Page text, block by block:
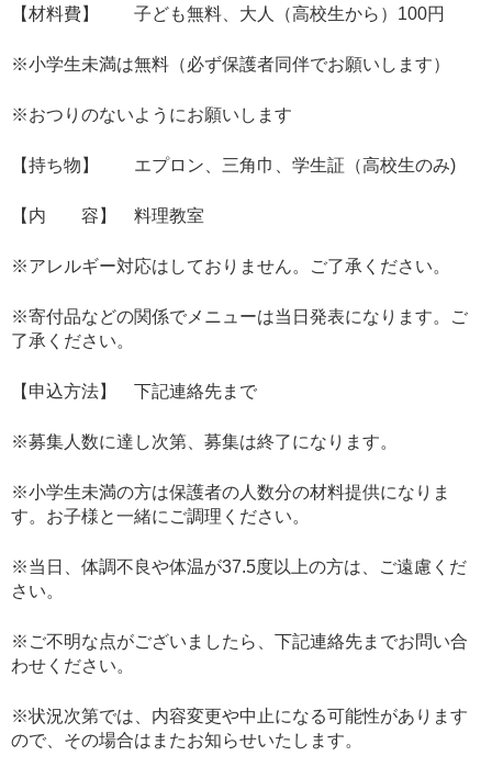
【材料費】 子ども無料、大人（高校生から）100円
※小学生未満は無料（必ず保護者同伴でお願いします）
※おつりのないようにお願いします
【持ち物】 エプロン、三角巾、学生証（高校生のみ)
【内 容】 料理教室
※アレルギー対応はしておりません。ご了承ください。
※寄付品などの関係でメニューは当日発表になります。ご
了承ください。
【申込方法】 下記連絡先まで
※募集人数に達し次第、募集は終了になります。
※小学生未満の方は保護者の人数分の材料提供になりま
す。お子様と一緒にご調理ください。
※当日、体調不良や体温が37.5度以上の方は、ご遠慮くだ
さい。
※ご不明な点がございましたら、下記連絡先までお問い合
わせください。
※状況次第では、内容変更や中止になる可能性があります
ので、その場合はまたお知らせいたします。